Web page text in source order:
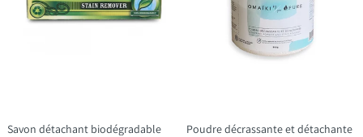
Savon détachant biodégradable Poudre décrassante et détachante